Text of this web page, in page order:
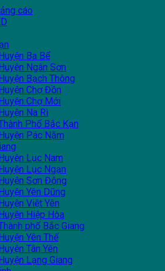
cáo
Ba Bể
Ngân Sơn
Bạch Thông
Chợ Đồn
Chợ Mới
Na Rì
Phố Bắc Kạn
Pác Nặm
Lục Nam
Lục Ngạn
Sơn Động
Yên Dũng
Việt Yên
Hiệp Hòa
phố Bắc Giang
Yên Thế
Tân Yên
Lạng Giang